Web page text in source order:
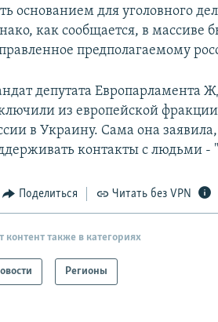
основанием для уголовного
как сообщается, в массиве
предполагаемому
депутата Европарламента
из европейской
в Украину. Сама она
контакты с людьми -
Поделиться Читать без VPN
контент также в категориях
Регионы